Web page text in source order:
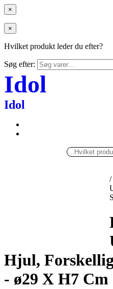
×
×
Hvilket produkt leder du efter?
Søg efter:
Idol
Idol
/
Hjul,
- ø29 X H7 Cm